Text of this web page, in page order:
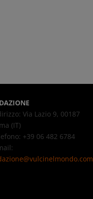
Via Lazio 9, 00187
(IT)
+39 06 482 6784